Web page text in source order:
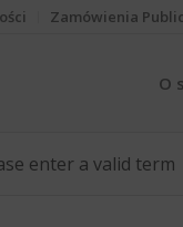
Zamówienia
O
enter a valid term